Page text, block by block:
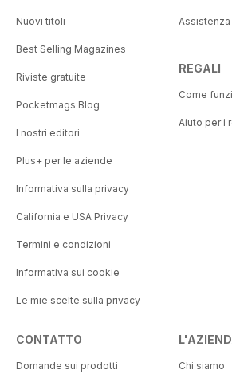
Nuovi titoli
Best Selling Magazines
Riviste gratuite
Pocketmags Blog
I nostri editori
Plus+ per le aziende
Informativa sulla privacy
California e USA Privacy
Termini e condizioni
Informativa sui cookie
Le mie scelte sulla privacy
REGALI
Come
Aiuto per i
CONTATTO
Domande sui prodotti Chi siamo